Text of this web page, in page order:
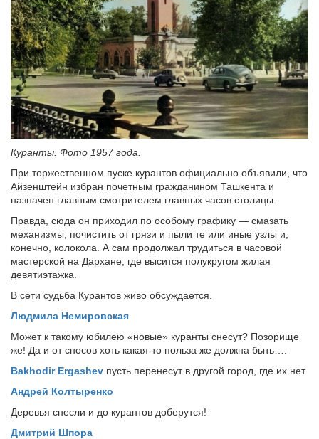
Куранты. Фото 1957 года.
При торжественном пуске курантов официально объявили, что
Айзенштейн избран почетным гражданином Ташкента и
назначен главным смотрителем главных часов столицы.
Правда, сюда он приходил по особому графику — смазать
механизмы, почистить от грязи и пыли те или иные узлы и,
конечно, колокола. А сам продолжал трудиться в часовой
мастерской на Дархане, где высится полукругом жилая
девятиэтажка.
В сети судьба Курантов живо обсуждается.
Людмила Немировская
Может к такому юбилею «новые» куранты снесут? Позорище
же! Да и от сносов хоть какая-то польза же должна быть….
Bakhodir Ergashev пусть перенесут в другой город, где их нет.
Андрей Колтыренко
Деревья снесли и до курантов доберутся!
Дмитрий Шпора